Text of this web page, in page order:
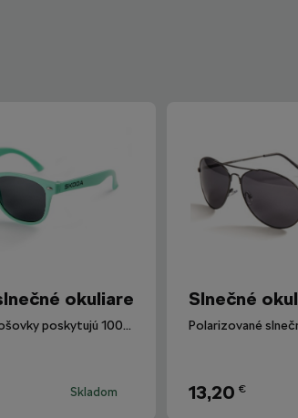
okuliare
Okuliarové šošovky poskytujú 100% ochranu proti UV žiareniu.
Skladom
Slnečné
13,20 €